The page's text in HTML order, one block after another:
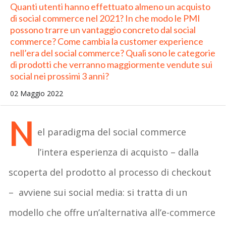
Quanti utenti hanno effettuato almeno un acquisto
di social commerce nel 2021? In che modo le PMI
possono trarre un vantaggio concreto dal social
commerce? Come cambia la customer experience
nell’era del social commerce? Quali sono le categorie
di prodotti che verranno maggiormente vendute sui
social nei prossimi 3 anni?
02 Maggio 2022
N el paradigma del social commerce
l’intera esperienza di acquisto – dalla
scoperta del prodotto al processo di checkout
– avviene sui social media: si tratta di un
modello che offre un’alternativa all’e-commerce